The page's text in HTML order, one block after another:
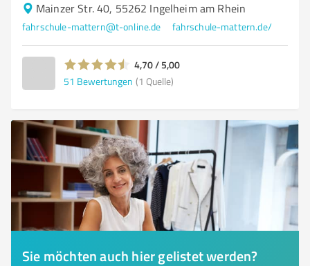
Mainzer Str. 40, 55262 Ingelheim am Rhein
fahrschule-mattern@t-online.de fahrschule-mattern.de/
4,70 / 5,00
51 Bewertungen (1 Quelle)
Sie möchten auch hier gelistet werden?